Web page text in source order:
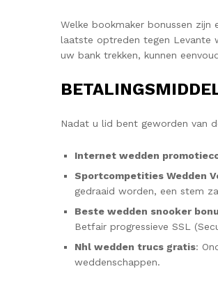
Welke bookmaker bonussen
laatste optreden tegen Levante
uw bank trekken, kunnen
Nadat u lid bent geworden van
Internet wedden
Sportcompetities Wedden
gedraaid worden, een stem
Beste wedden snooker
Betfair progressieve SSL
Nhl wedden trucs gratis:
weddenschappen.